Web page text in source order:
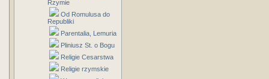
Rzymie
Od Romulusa do
Republiki
Parentalia, Lemuria
Pliniusz St. o Bogu
Religie Cesarstwa
Religie rzymskie